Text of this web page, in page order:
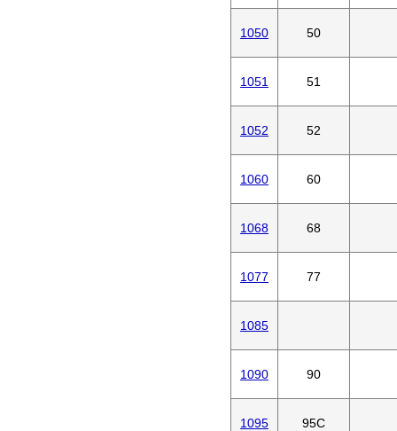
1050 50
1051 51
1052 52
1060 60
1068 68
1077 77
1085
1090 90
1095 95C